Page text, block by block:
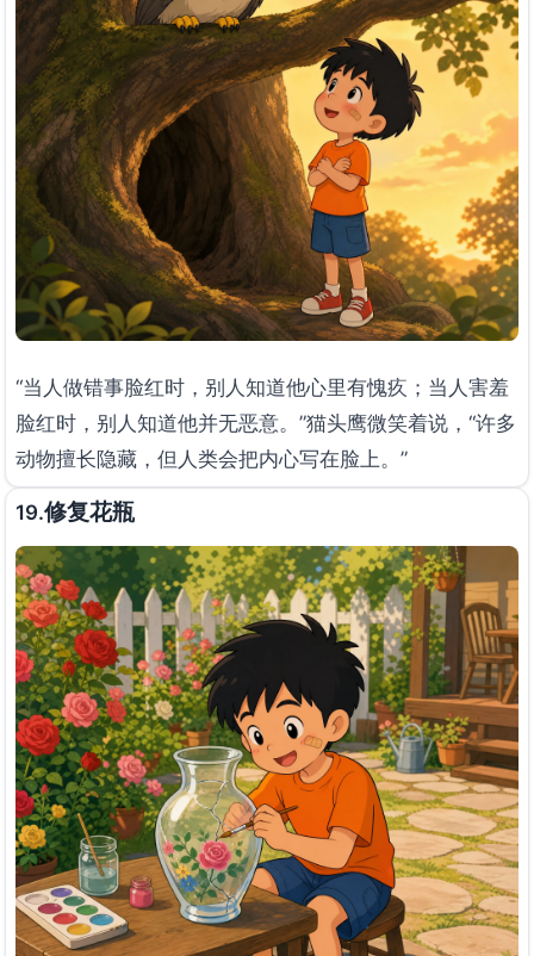
“当人做错事脸红时，别人知道他心里有愧疚；当人害羞
脸红时，别人知道他并无恶意。”猫头鹰微笑着说，“许多
动物擅长隐藏，但人类会把内心写在脸上。”
19.修复花瓶